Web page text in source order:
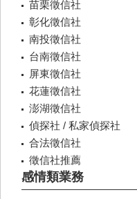
苗栗徵信社
彰化徵信社
南投徵信社
台南徵信社
屏東徵信社
花蓮徵信社
澎湖徵信社
偵探社 / 私家偵探社
合法徵信社
徵信社推薦
感情類業務